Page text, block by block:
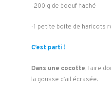
-200 g de boeuf haché
-1 petite boite de haricots
C’est parti !
Dans une cocotte, faire
la gousse d’ail écrasée.